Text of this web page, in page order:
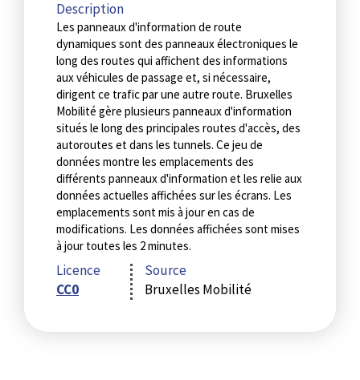
Description
Les panneaux d'information de route
dynamiques sont des panneaux électroniques le
long des routes qui affichent des informations
aux véhicules de passage et, si nécessaire,
dirigent ce trafic par une autre route. Bruxelles
Mobilité gère plusieurs panneaux d'information
situés le long des principales routes d'accès, des
autoroutes et dans les tunnels. Ce jeu de
données montre les emplacements des
différents panneaux d'information et les relie aux
données actuelles affichées sur les écrans. Les
emplacements sont mis à jour en cas de
modifications. Les données affichées sont mises
à jour toutes les 2 minutes.
Licence
CC0
Source
Bruxelles Mobilité